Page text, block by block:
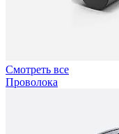
Смотреть все
Проволока